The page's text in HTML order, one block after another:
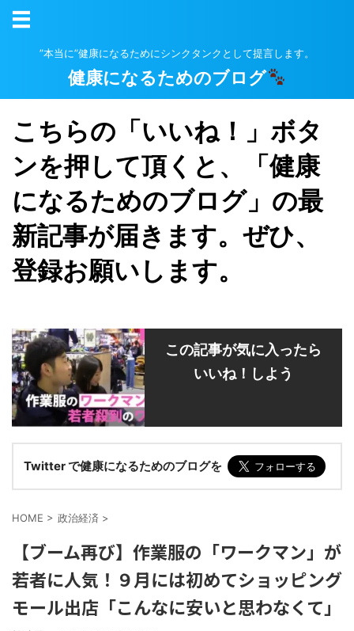
”本当に”健康になるためにシンクタンクとして提言します。
健康になるためのブログ
こちらの「いいね！」ボタ
ンを押して頂くと、「健康
になるためのブログ」の最
新記事が届きます。ぜひ、
登録お願いします。
この記事が気に入ったら
いいね！しよう
Twitter で健康になるためのブログを
HOME > 政治経済 >
【ブーム再び】作業服の「ワークマン」が
若者に人気！９月には初めてショッピング
モール出店「こんなに安いと思わなくて」